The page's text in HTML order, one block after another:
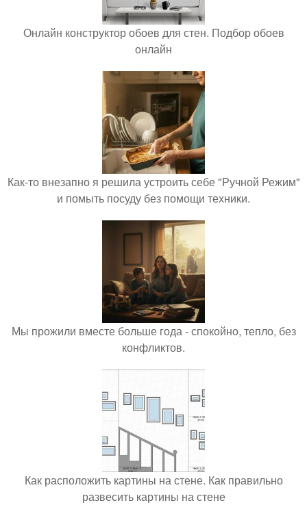
Онлайн конструктор обоев для стен. Подбор обоев
онлайн
Как-то внезапно я решила устроить себе "Ручной Режим"
и помыть посуду без помощи техники.
Мы прожили вместе больше года - спокойно, тепло, без
конфликтов.
Как расположить картины на стене. Как правильно
развесить картины на стене